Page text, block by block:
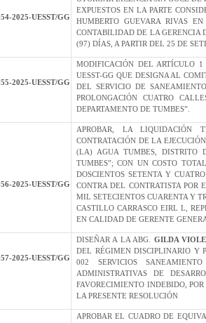
2025-UESST/GG
EXPUESTOS EN LA PARTE
HUMBERTO GUEVARA RIVAS
CONTABILIDAD DE LA GERENCIA
(97) DÍAS, A PARTIR DEL 25 DE
2025-UESST/GG
MODIFICACIÓN DEL ARTÍCULO
UESST-GG QUE DESIGNA AL
DEL SERVICIO DE
PROLONGACIÓN CUATRO
DEPARTAMENTO DE TUMBES”.
2025-UESST/GG
APROBAR, LA LIQUIDACIÓN
CONTRATACIÓN DE LA
(LA) AGUA TUMBES, DISTRITO
TUMBES”; CON UN COSTO
DOSCIENTOS SETENTA Y
CONTRA DEL CONTRATISTA POR
MIL SETECIENTOS CUARENTA Y
CASTILLO CARRASCO EIRL L,
EN CALIDAD DE GERENTE
2025-UESST/GG
DISEÑAR A LA ABG. GILDA
DEL RÉGIMEN DISCIPLINARIO Y
002 SERVICIOS
ADMINISTRATIVAS DE
FAVORECIMIENTO INDEBIDO,
LA PRESENTE RESOLUCIÓN
APROBAR EL CUADRO DE